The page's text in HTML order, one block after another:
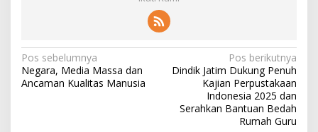
N
a
Pos sebelumnya
Negara, Media Massa dan
Ancaman Kualitas Manusia
Pos berikutnya
Dindik Jatim Dukung Penuh
Kajian Perpustakaan
Indonesia 2025 dan
Serahkan Bantuan Bedah
Rumah Guru